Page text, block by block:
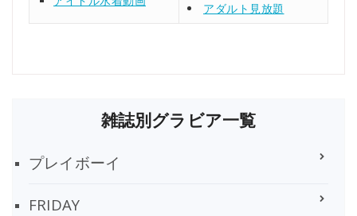
アダルト見放題
雑誌別グラビア一覧
プレイボーイ
FRIDAY